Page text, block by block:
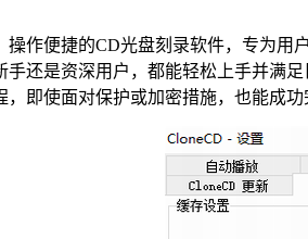
操作便捷的CD光盘刻录软件，专为用
还是资深用户，都能轻松上手并满
即使面对保护或加密措施，也能成